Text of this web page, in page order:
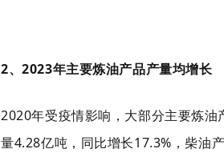
2、2023年主要炼油产品产量均增长
2020年受疫情影响，大部分主要炼
量4.28亿吨，同比增长17.3%，柴油